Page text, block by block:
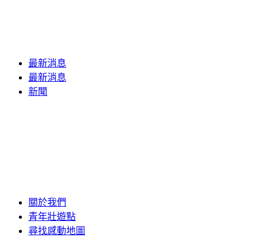
最新消息
最新消息
新聞
關於我們
青年壯遊點
尋找感動地圖